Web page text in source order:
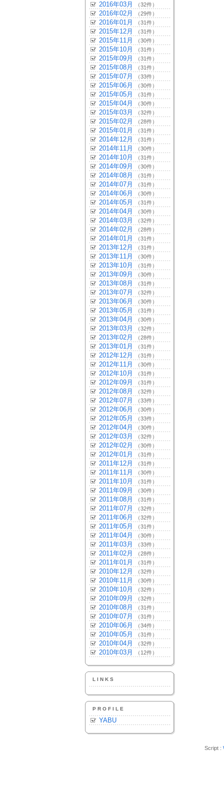
2016年03月 （32件）
2016年02月 （29件）
2016年01月 （31件）
2015年12月 （31件）
2015年11月 （30件）
2015年10月 （31件）
2015年09月 （31件）
2015年08月 （31件）
2015年07月 （33件）
2015年06月 （30件）
2015年05月 （31件）
2015年04月 （30件）
2015年03月 （32件）
2015年02月 （28件）
2015年01月 （31件）
2014年12月 （31件）
2014年11月 （30件）
2014年10月 （31件）
2014年09月 （30件）
2014年08月 （31件）
2014年07月 （31件）
2014年06月 （30件）
2014年05月 （31件）
2014年04月 （30件）
2014年03月 （32件）
2014年02月 （28件）
2014年01月 （31件）
2013年12月 （31件）
2013年11月 （30件）
2013年10月 （31件）
2013年09月 （30件）
2013年08月 （31件）
2013年07月 （32件）
2013年06月 （30件）
2013年05月 （31件）
2013年04月 （30件）
2013年03月 （32件）
2013年02月 （28件）
2013年01月 （31件）
2012年12月 （31件）
2012年11月 （30件）
2012年10月 （31件）
2012年09月 （31件）
2012年08月 （32件）
2012年07月 （33件）
2012年06月 （30件）
2012年05月 （33件）
2012年04月 （30件）
2012年03月 （32件）
2012年02月 （30件）
2012年01月 （31件）
2011年12月 （31件）
2011年11月 （30件）
2011年10月 （31件）
2011年09月 （30件）
2011年08月 （31件）
2011年07月 （32件）
2011年06月 （32件）
2011年05月 （31件）
2011年04月 （30件）
2011年03月 （33件）
2011年02月 （28件）
2011年01月 （31件）
2010年12月 （32件）
2010年11月 （30件）
2010年10月 （32件）
2010年09月 （32件）
2010年08月 （31件）
2010年07月 （31件）
2010年06月 （34件）
2010年05月 （31件）
2010年04月 （32件）
2010年03月 （12件）
LINKS
PROFILE
YABU
Script :